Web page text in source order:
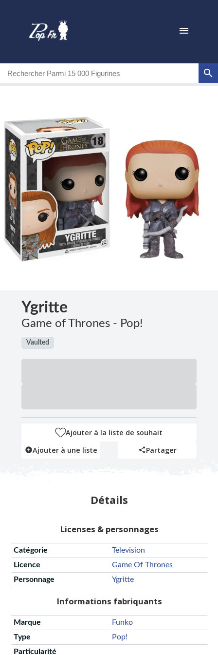
Ygritte
Game of Thrones - Pop!
Vaulted
Ajouter à la liste de souhait
Ajouter à une liste
Partager
Détails
Licenses & personnages
Catégorie
Television
Licence
Game Of Thrones
Personnage
Ygritte
Informations fabriquants
Marque
Funko
Type
Pop!
Particularité